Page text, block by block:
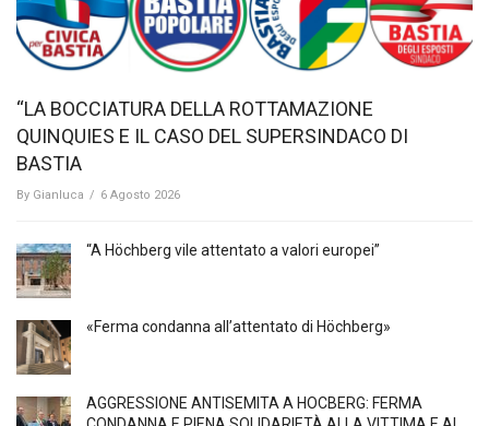
“LA BOCCIATURA DELLA ROTTAMAZIONE
QUINQUIES E IL CASO DEL SUPERSINDACO DI
BASTIA
By Gianluca / 6 Agosto 2026
“A Höchberg vile attentato a valori europei”
«Ferma condanna all’attentato di Höchberg»
AGGRESSIONE ANTISEMITA A HÖCBERG: FERMA